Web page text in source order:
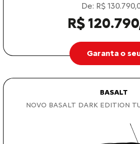
De: R$
R$
Garanta o
BASALT
NOVO BASALT DARK EDITION